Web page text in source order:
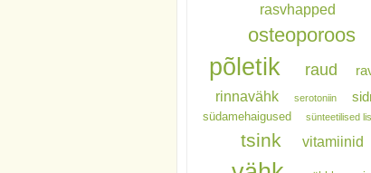
rasvhapped
osteoporoos
põletik raud
rinnavähk serotoniin
südamehaigused sünteetilised
tsink vitamiinid